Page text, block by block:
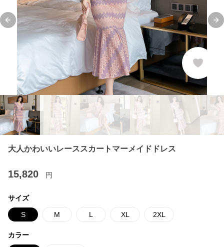
Previous slide
大人かわいいレーススカートマーメイドドレス
15,820 円
サイズ
S M L XL 2XL
カラー